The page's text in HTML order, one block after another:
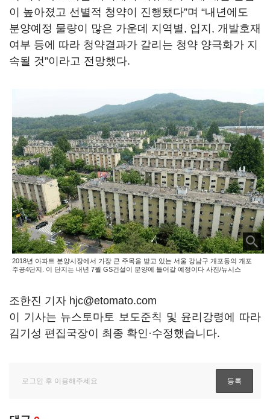
이 높아졌고 선별적 청약이 진행됐다”며 “내년에도
분양예정 물량이 많은 가운데 지역별, 입지, 개발호재
여부 등에 따라 청약결과가 갈리는 청약 양극화가 지
속될 것”이라고 전망했다.
2018년 아파트 분양시장에서 가장 큰 주목을 받고 있는 서울 강남구 개포동의 개포
주공4단지. 이 단지는 내년 7월 GS건설이 분양에 들어갈 예정이다 사진/뉴시스
조한진 기자 hjc@etomato.com
이 기사는 뉴스토마토 보도준칙 및 윤리강령에 따라
김기성 편집국장이 최종 확인·수정했습니다.